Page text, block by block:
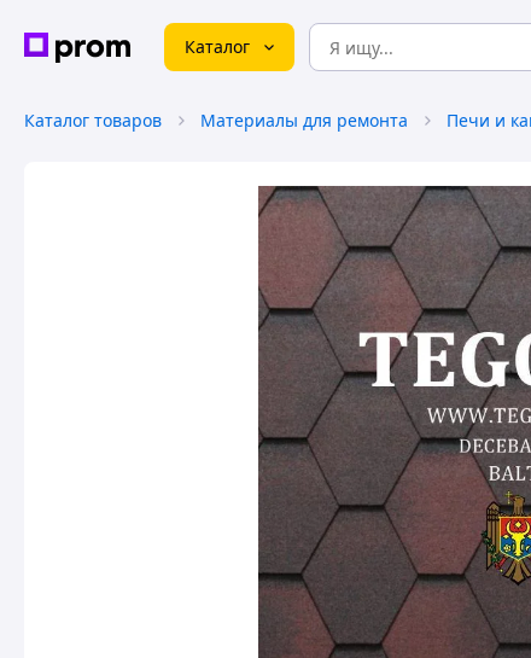
Каталог
Каталог товаров Материалы для ремонта Печи и